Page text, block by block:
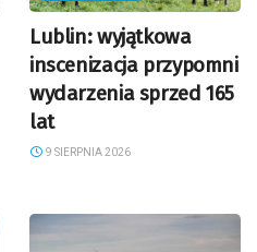
Lublin: wyjątkowa
inscenizacja przypomni
wydarzenia sprzed 165
lat
9 SIERPNIA 2026